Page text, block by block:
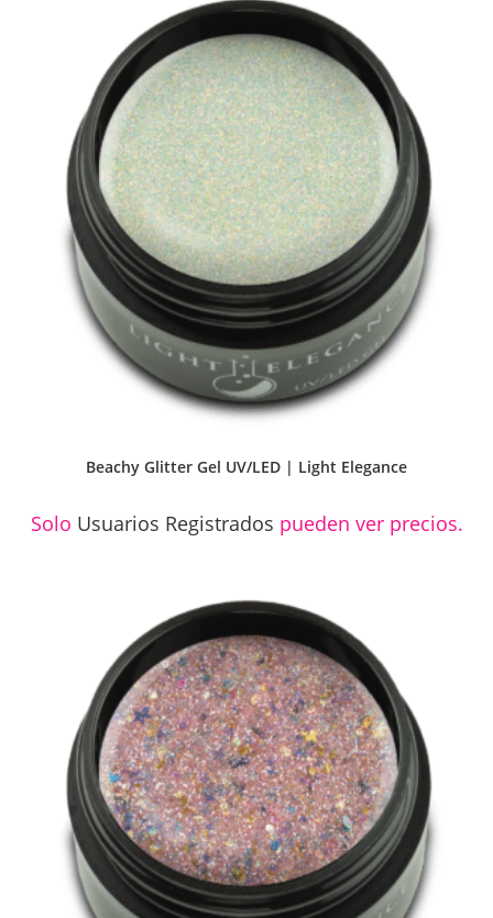
Beachy Glitter Gel UV/LED | Light Elegance
Solo Usuarios Registrados pueden ver precios.